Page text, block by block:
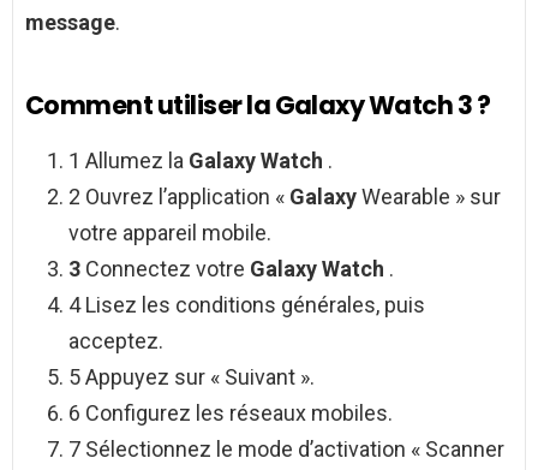
message.
Comment utiliser la Galaxy Watch 3 ?
1 Allumez la Galaxy Watch .
2 Ouvrez l’application « GalaxyWearable » sur
votre appareil mobile.
3 Connectez votre Galaxy Watch .
4 Lisez les conditions générales, puis
acceptez.
5 Appuyez sur « Suivant ».
6 Configurez les réseaux mobiles.
7 Sélectionnez le mode d’activation « Scanner